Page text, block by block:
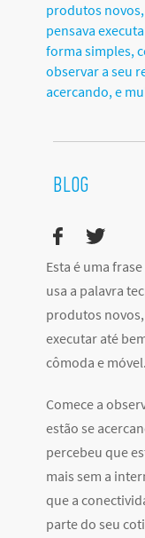
produtos
pensava
forma simples,
observar a seu
acercando, e
BLOG
Esta é uma
usa a palavra
produtos
executar até
cômoda e móvel.
Comece a
estão se
percebeu que
mais sem a
que a
parte do seu